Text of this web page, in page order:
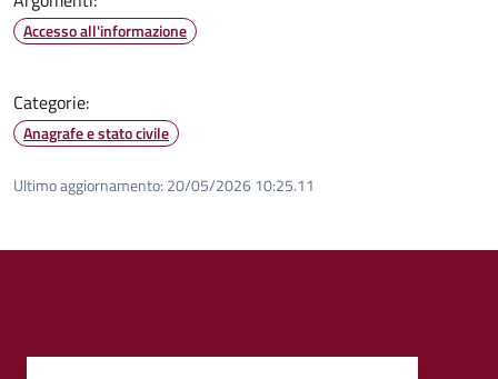
Accesso all'informazione
Categorie:
Anagrafe e stato civile
Ultimo aggiornamento: 20/05/2026 10:25.11